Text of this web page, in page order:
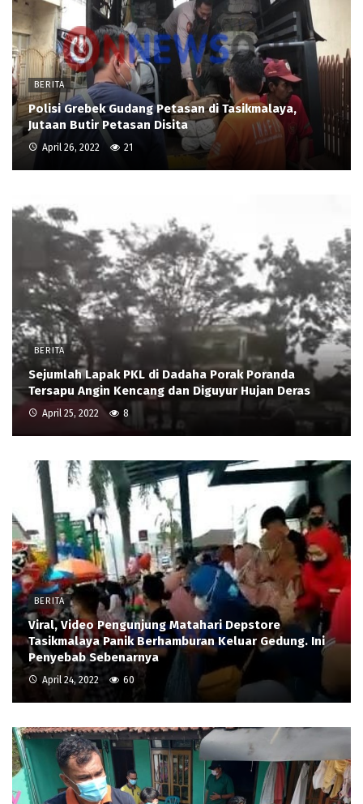
BERITA
Polisi Grebek Gudang Petasan di Tasikmalaya,
Jutaan Butir Petasan Disita
April 26, 2022 21
BERITA
Sejumlah Lapak PKL di Dadaha Porak Poranda
Tersapu Angin Kencang dan Diguyur Hujan Deras
April 25, 2022 8
BERITA
Viral, Video Pengunjung Matahari Depstore
Tasikmalaya Panik Berhamburan Keluar Gedung. Ini
Penyebab Sebenarnya
April 24, 2022 60